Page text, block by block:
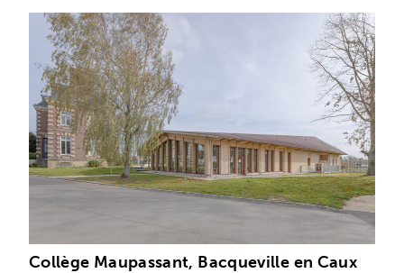
Collège Maupassant, Bacqueville en Caux